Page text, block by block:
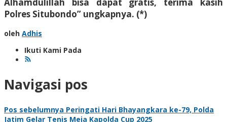
Polres Situbondo” ungkapnya. (*)
oleh Adhis
Ikuti Kami Pada
Navigasi pos
Pos sebelumnya Peringati Hari Bhayangkara ke-79, Polda
Jatim Gelar Tenis Meja Kapolda Cup 2025